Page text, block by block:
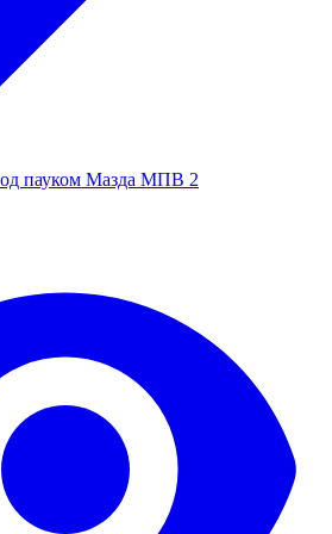
пауком Мазда МПВ 2